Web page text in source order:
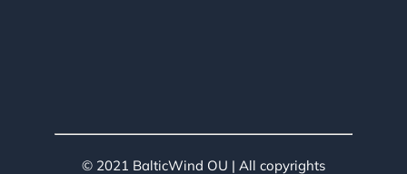
© 2021 BalticWind OU | All copyrights